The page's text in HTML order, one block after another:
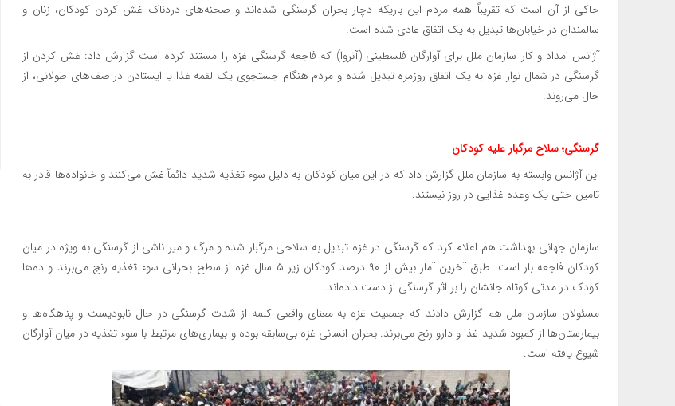
حاکی از آن است که تقریباً همه مردم این باریکه دچار بحران گرسنگی شده‌اند و صحنه‌های دردناک غش کردن کودکان، زنان و
سالمندان در خیابان‌ها تبدیل به یک اتفاق عادی شده است.
آژانس امداد و کار سازمان ملل برای آوارگان فلسطینی (آنروا) که فاجعه گرسنگی غزه را مستند کرده است گزارش داد: غش کردن از
گرسنگی در شمال نوار غزه به یک اتفاق روزمره تبدیل شده و مردم هنگام جستجوی یک لقمه غذا یا ایستادن در صف‌های طولانی، از
حال می‌روند.
گرسنگی؛ سلاح مرگبار علیه کودکان
این آژانس وابسته به سازمان ملل گزارش داد که در این میان کودکان به دلیل سوء تغذیه شدید دائماً غش می‌کنند و خانواده‌ها قادر به
تامین حتی یک وعده غذایی در روز نیستند.
سازمان جهانی بهداشت هم اعلام کرد که گرسنگی در غزه تبدیل به سلاحی مرگبار شده و مرگ و میر ناشی از گرسنگی به ویژه در میان
کودکان فاجعه بار است. طبق آخرین آمار بیش از ۹۰ درصد کودکان زیر ۵ سال غزه از سطح بحرانی سوء تغذیه رنج می‌برند و ده‌ها
کودک در مدتی کوتاه جانشان را بر اثر گرسنگی از دست داده‌اند.
مسئولان سازمان ملل هم گزارش دادند که جمعیت غزه به معنای واقعی کلمه از شدت گرسنگی در حال نابودیست و پناهگاه‌ها و
بیمارستان‌ها از کمبود شدید غذا و دارو رنج می‌برند. بحران انسانی غزه بی‌سابقه بوده و بیماری‌های مرتبط با سوء تغذیه در میان آوارگان
شیوع یافته است.